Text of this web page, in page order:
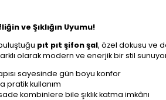
ve Şıklığın Uyumu!
pıt pıt şifon şal, özel dokusu ve
olarak modern ve enerjik bir stil
sayesinde gün boyu konfor
pratik kullanım
kombinlere bile şıklık katma imkânı